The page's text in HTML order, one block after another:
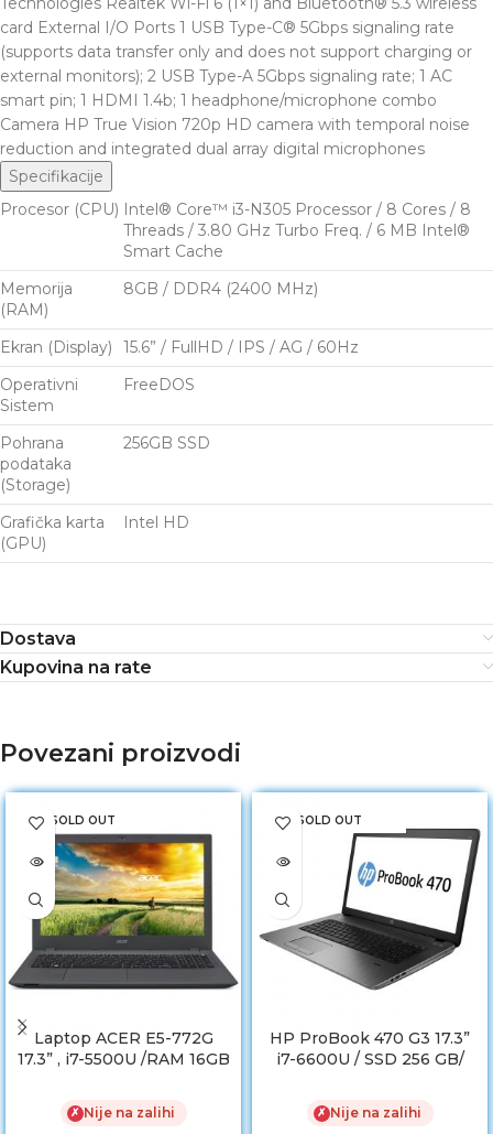
card External I/O Ports 1 USB Type-C® 5Gbps signaling rate
(supports data transfer only and does not support charging or
external monitors); 2 USB Type-A 5Gbps signaling rate; 1 AC
smart pin; 1 HDMI 1.4b; 1 headphone/microphone combo
Camera HP True Vision 720p HD camera with temporal noise
reduction and integrated dual array digital microphones
Specifikacije
Procesor (CPU) Intel® Core™ i3-N305 Processor / 8 Cores / 8
Threads / 3.80 GHz Turbo Freq. / 6 MB Intel®
Smart Cache
Memorija
(RAM)
8GB / DDR4 (2400 MHz)
Ekran (Display)
15.6” / FullHD / IPS / AG / 60Hz
Operativni
Sistem
FreeDOS
Pohrana
podataka
(Storage)
256GB SSD
Grafička karta
(GPU)
Intel HD
Dostava
Kupovina na rate
Povezani proizvodi
SOLD OUT
Laptop ACER E5-772G
17.3” , i7-5500U /RAM 16GB
NVIDIA GeForce 920M
2GB
✗ Nije na zalihi
SOLD OUT
HP ProBook 470 G3 17.3”
i7-6600U / SSD 256 GB/
✗ Nije na zalihi